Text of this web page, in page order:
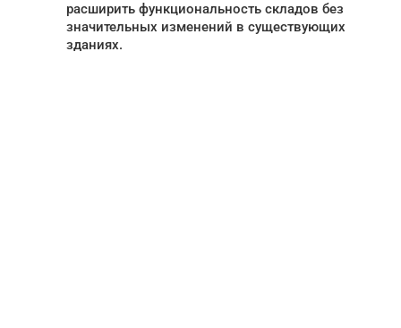
расширить функциональность складов без
значительных изменений в существующих
зданиях.